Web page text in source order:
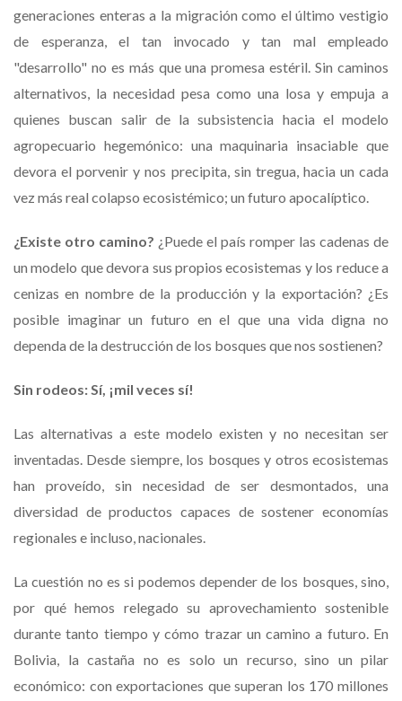
generaciones enteras a la migración como el último vestigio
de esperanza, el tan invocado y tan mal empleado
"desarrollo" no es más que una promesa estéril. Sin caminos
alternativos, la necesidad pesa como una losa y empuja a
quienes buscan salir de la subsistencia hacia el modelo
agropecuario hegemónico: una maquinaria insaciable que
devora el porvenir y nos precipita, sin tregua, hacia un cada
vez más real colapso ecosistémico; un futuro apocalíptico.
¿Existe otro camino? ¿Puede el país romper las cadenas de
un modelo que devora sus propios ecosistemas y los reduce a
cenizas en nombre de la producción y la exportación? ¿Es
posible imaginar un futuro en el que una vida digna no
dependa de la destrucción de los bosques que nos sostienen?
Sin rodeos: Sí, ¡mil veces sí!
Las alternativas a este modelo existen y no necesitan ser
inventadas. Desde siempre, los bosques y otros ecosistemas
han proveído, sin necesidad de ser desmontados, una
diversidad de productos capaces de sostener economías
regionales e incluso, nacionales.
La cuestión no es si podemos depender de los bosques, sino,
por qué hemos relegado su aprovechamiento sostenible
durante tanto tiempo y cómo trazar un camino a futuro. En
Bolivia, la castaña no es solo un recurso, sino un pilar
económico: con exportaciones que superan los 170 millones